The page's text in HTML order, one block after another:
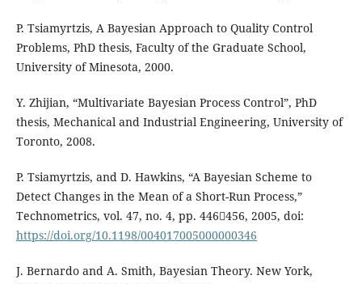
P. Tsiamyrtzis, A Bayesian Approach to Quality Control
Problems, PhD thesis, Faculty of the Graduate School,
University of Minesota, 2000.
Y. Zhijian, “Multivariate Bayesian Process Control”, PhD
thesis, Mechanical and Industrial Engineering, University of
Toronto, 2008.
P. Tsiamyrtzis, and D. Hawkins, “A Bayesian Scheme to
Detect Changes in the Mean of a Short-Run Process,”
Technometrics, vol. 47, no. 4, pp. 446456, 2005, doi:
https://doi.org/10.1198/004017005000000346
J. Bernardo and A. Smith, Bayesian Theory. New York,